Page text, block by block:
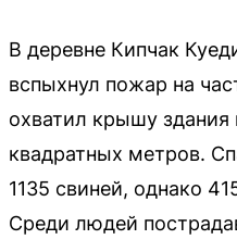
В деревне Кипчак
вспыхнул пожар на
охватил крышу
квадратных метров.
1135 свиней, однако
Среди людей